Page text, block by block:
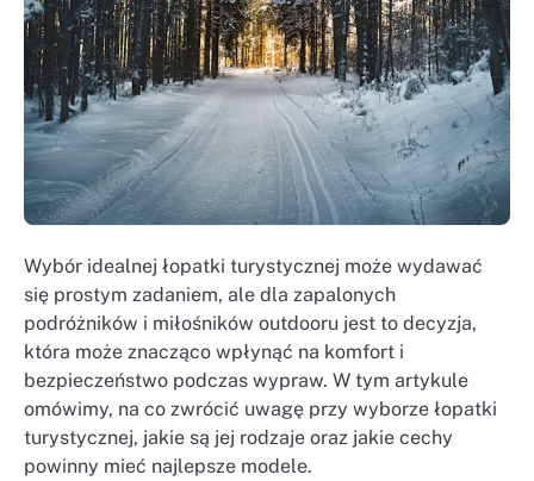
Wybór idealnej łopatki turystycznej może wydawać
się prostym zadaniem, ale dla zapalonych
podróżników i miłośników outdooru jest to decyzja,
która może znacząco wpłynąć na komfort i
bezpieczeństwo podczas wypraw. W tym artykule
omówimy, na co zwrócić uwagę przy wyborze łopatki
turystycznej, jakie są jej rodzaje oraz jakie cechy
powinny mieć najlepsze modele.